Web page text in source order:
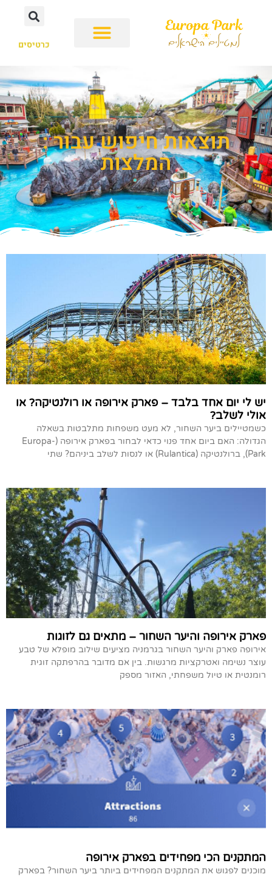
כרטיסים
תוצאות חיפוש עבור :
המלצות
יש לי יום אחד בלבד – פארק אירופה או רולנטיקה? או
אולי לשלב?
כשמטיילים ביער השחור, לא מעט משפחות מתלבטות בשאלה
הגדולה: האם ביום אחד פנוי כדאי לבחור בפארק אירופה (Europa-
Park), ברולנטיקה (Rulantica) או לנסות לשלב ביניהם? שתי
פארק אירופה והיער השחור – מתאים גם לזוגות
אירופה פארק והיער השחור בגרמניה מציעים שילוב מופלא של טבע
עוצר נשימה ואטרקציות מרגשות. בין אם מדובר בהרפתקה זוגית
רומנטית או טיול משפחתי, האזור מספק
המתקנים הכי מפחידים בפארק אירופה
מוכנים לפגוש את המתקנים המפחידים ביותר ביער השחור? בפארק